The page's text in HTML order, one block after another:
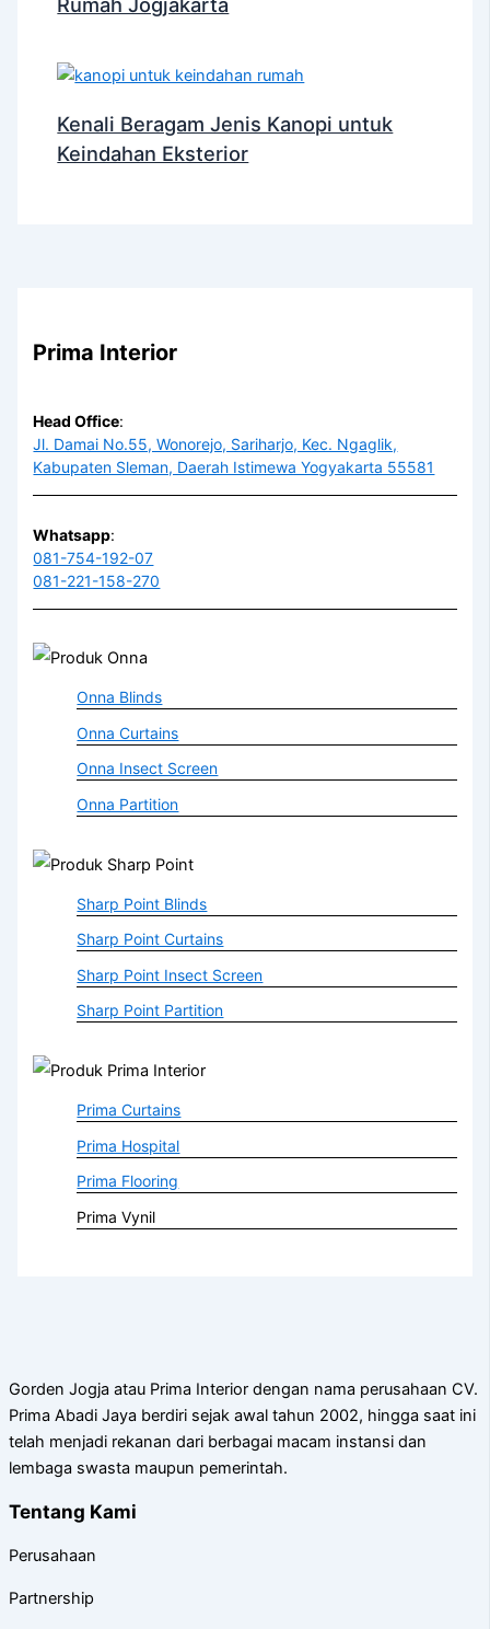
Kenali Beragam Jenis Kanopi untuk
Keindahan Eksterior
Prima Interior
Head Office:
Jl. Damai No.55, Wonorejo, Sariharjo, Kec. Ngaglik,
Kabupaten Sleman, Daerah Istimewa Yogyakarta 55581
Whatsapp:
081-754-192-07
081-221-158-270
Onna Blinds
Onna Curtains
Onna Insect Screen
Onna Partition
Sharp Point Blinds
Sharp Point Curtains
Sharp Point Insect Screen
Sharp Point Partition
Prima Curtains
Prima Hospital
Prima Flooring
Prima Vynil
Gorden Jogja atau Prima Interior dengan nama perusahaan CV.
Prima Abadi Jaya berdiri sejak awal tahun 2002, hingga saat ini
telah menjadi rekanan dari berbagai macam instansi dan
lembaga swasta maupun pemerintah.
Tentang Kami
Perusahaan
Partnership